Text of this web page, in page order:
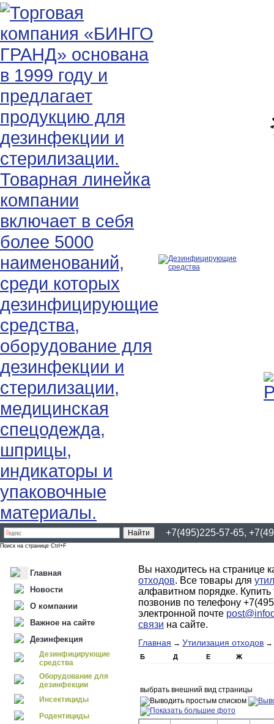
+7(495)225-57-65,
Поиск на странице Ctrl+F
Главная
Новости
О компании
Важное на сайте
Дезинфекция
Дезинфицирующие
средства
Оборудование для
дезинфекции
Инсектициды
Родентициды
Вы находитесь на странице
отходов. Все товары для
алфавитном порядке.
позвонив по телефону
электронной почте
связи на сайте.
Главная → Утилизация отходов →
Б Д Е Ж
выбрать внешний вид страницы